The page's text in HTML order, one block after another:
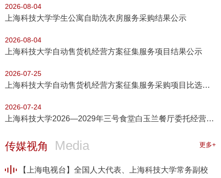
2026-08-04
上海科技大学学生公寓自助洗衣房服务采购结果公示
2026-08-04
上海科技大学自动售货机经营方案征集服务项目结果公示
2026-07-25
上海科技大学自动售货机经营方案征集服务采购项目比选公告
2026-07-24
上海科技大学2026—2029年三号食堂白玉兰餐厅委托经营服务采购结果公示
传媒视角 Media 更多+
【上海电视台】全国人大代表、上海科技大学常务副校